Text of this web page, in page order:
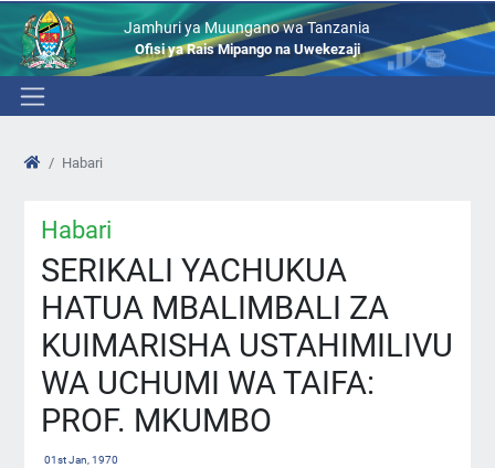
Jamhuri ya Muungano wa Tanzania
Ofisi ya Rais Mipango na Uwekezaji
Habari
Habari
SERIKALI YACHUKUA
HATUA MBALIMBALI ZA
KUIMARISHA USTAHIMILIVU
WA UCHUMI WA TAIFA:
PROF. MKUMBO
01st Jan, 1970